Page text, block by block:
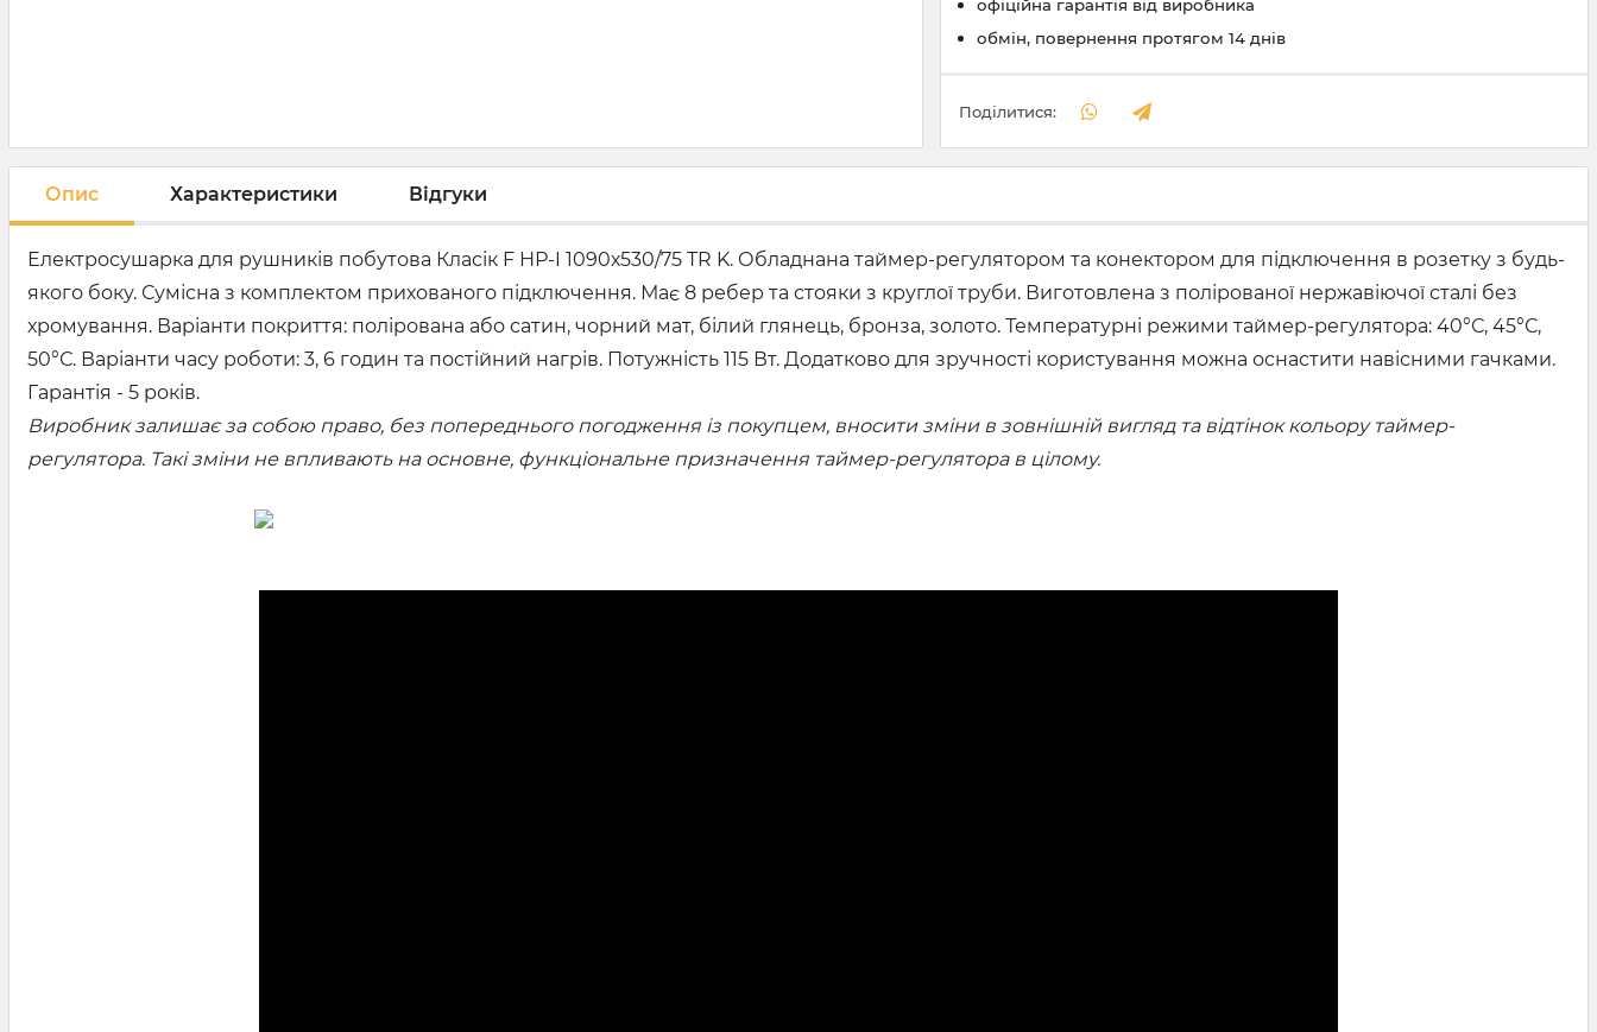
офіційна гарантія від виробника
обмін, повернення протягом 14 днів
Поділитися:
Опис Характеристики Відгуки
Електросушарка для рушників побутова Класік F НР-I 1090х530/75 TR K. Обладнана таймер-регулятором та конектором для підключення в розетку з будь-
якого боку. Сумісна з комплектом прихованого підключення. Має 8 ребер та стояки з круглої труби. Виготовлена з полірованої нержавіючої сталі без
хромування. Варіанти покриття: полірована або сатин, чорний мат, білий глянець, бронза, золото. Температурні режими таймер-регулятора: 40°С, 45°С,
50°С. Варіанти часу роботи: 3, 6 годин та постійний нагрів. Потужність 115 Вт. Додатково для зручності користування можна оснастити навісними гачками.
Гарантія - 5 років.
Виробник залишає за собою право, без попереднього погодження із покупцем, вносити зміни в зовнішній вигляд та відтінок кольору таймер-
регулятора. Такі зміни не впливають на основне, функціональне призначення таймер-регулятора в цілому.